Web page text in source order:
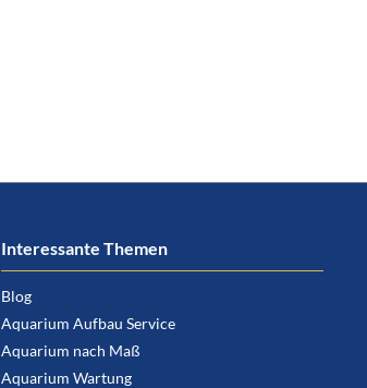
Interessante Themen
Blog
Aquarium Aufbau Service
Aquarium nach Maß
Aquarium Wartung